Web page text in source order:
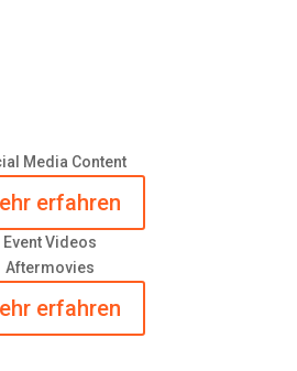
Media Content
erfahren
Event Videos
Aftermovies
erfahren